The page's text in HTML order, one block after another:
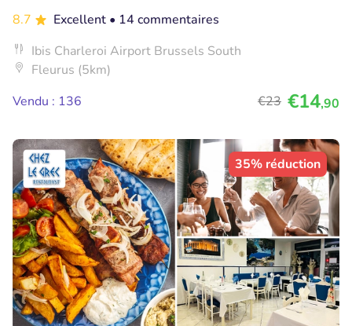
8.7
Excellent • 14 commentaires
Ibis Charleroi Airport Brussels South
Fleurus (5km)
Vendu : 136
€23 €14,90
35% réduction